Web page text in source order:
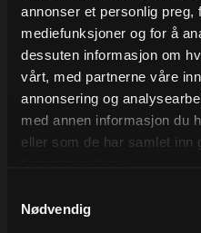
annonser et personlig preg,
mediefunksjoner og for å
dessuten informasjon om
vårt, med partnerne våre
annonsering og
med annen informasjon du
eller som de har samlet inn
Nødvendig
Velg
10 mm 19 mm
Fra 65,00 Eks.Mva